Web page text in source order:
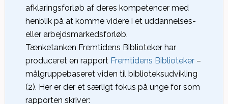
afklaringsforløb af deres kompetencer med
henblik på at komme videre i et uddannelses-
eller arbejdsmarkedsforløb.
Tænketanken Fremtidens Biblioteker har
produceret en rapport Fremtidens Biblioteker–
målgruppebaseret viden til biblioteksudvikling
(2). Her er der et særligt fokus på unge for som
rapporten skriver: